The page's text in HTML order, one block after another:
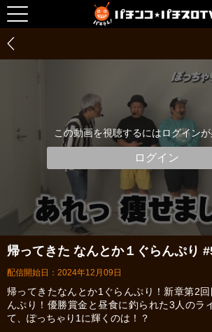
この動画を視聴するにはログインが
ログイン
帰ってきた なんとか１ぐらんぷり
配信開始日：2024年12月09日
帰ってきたなんとか1ぐらんぷり！新章第2
んぷり！優勝賞金と昼食に釣られた3人のラ
て、ぽっちゃり1に輝くのは！？